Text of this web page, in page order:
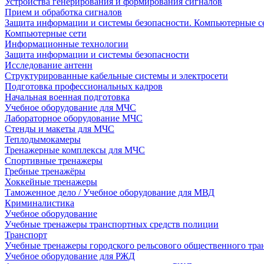
Прием и обработка сигналов
Защита информации и системы безопасности. Компьютерные
Компьютерные сети
Информационные технологии
Защита информации и системы безопасности
Исследование антенн
Структурированные кабельные системы и электросети
Подготовка профессиональных кадров
Начальная военная подготовка
Учебное оборудование для МЧС
Лабораторное оборудование МЧС
Стенды и макеты для МЧС
Теплодымокамеры
Тренажерные комплексы для МЧС
Спортивные тренажеры
Гребные тренажёры
Хоккейные тренажеры
Таможенное дело / Учебное оборудование для МВД
Криминалистика
Учебное оборудование
Учебные тренажеры транспортных средств полиции
Транспорт
Учебные тренажеры городского рельсового общественного
Учебное оборудование для РЖД